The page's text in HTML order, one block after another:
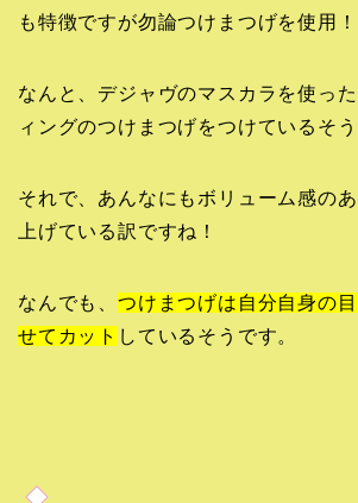
も特徴ですが勿論つけまつげを使用！
なんと、デジャヴのマスカラを使っ
ィングのつけまつげをつけているそう
それで、あんなにもボリューム感の
上げている訳ですね！
なんでも、 つけまつげは自分自身の
せてカット しているそうです。